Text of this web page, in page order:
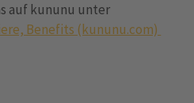
auf kununu unter
Benefits (kununu.com)